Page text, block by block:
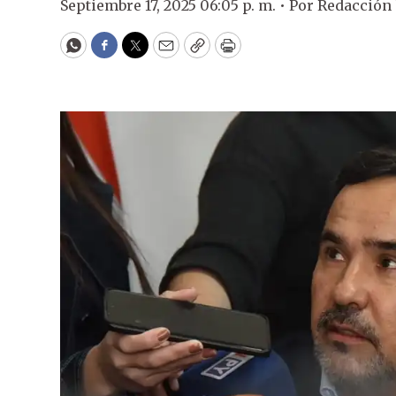
Septiembre 17, 2025 06:05 p. m. • Por Redacción
WhatsApp
Facebook
Twitter
EmailCopyPrint